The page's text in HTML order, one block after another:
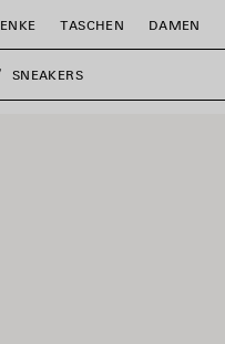
TASCHEN DAMEN
SNEAKERS